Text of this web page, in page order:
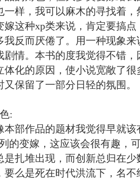
一样，我可以麻木的寻找着
嫁这种xp类来说，肯定要搞
我反而厌倦了。用一种现象
剧情。本书的度我觉得不错
体化的原因，使小说宽敞了
又保留了一部分日轻的氛围。
:
本部作品的题材我觉得早就
的变嫁，这应该会很有趣，
是扎堆出现，而创新总归在
要么是死在时代洪流下，名